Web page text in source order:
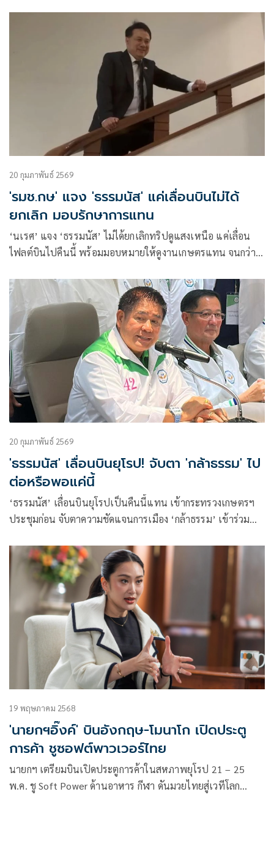
20 กุมภาพันธ์ 2569
'รมช.กษ' แจง 'ธรรมนัส' แค่เลื่อนบินไม่ได้
ยกเลิก มอบรักษาการแทน
‘นเรศ’ แจง ‘ธรรมนัส’ ไม่ได้ยกเลิกทริปดูแสงเหนือ แค่เลื่อน
ไฟลต์บินไปคืนนี้ พร้อมมอบหมายให้ดูงานเกษตรแทน จนกว่า
20 กุมภาพันธ์ 2569
'ธรรมนัส' เลื่อนบินยุโรป! จับตา 'กล้าธรรม' ไป
ต่อหรือพอแค่นี้
‘ธรรมนัส’ เลื่อนบินยุโรปเป็นคืนนี้แทน เข้ากระทรวงเกษตรฯ
ประชุมก่อน จับตาความชัดแจนการเมือง ‘กล้าธรรม’ เข้าร่วม
19 พฤษภาคม 2568
'นายกฯอิ๊งค์' บินอังกฤษ-โมนาโก เปิดประตู
การค้า ชูซอฟต์พาวเวอร์ไทย
นายกฯ เตรียมบินเปิดประตูการค้าในสหภาพยุโรป 21 – 25
พ.ค. ชู Soft Power ด้านอาหาร กีฬา ดันมวยไทยสู่เวทีโลก